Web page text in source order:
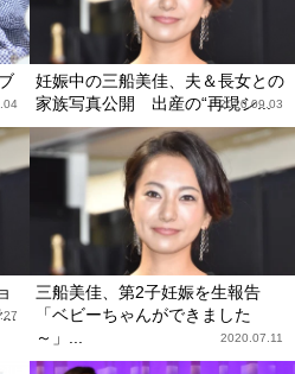
妊娠中の三船美佳、夫＆長女との
家族写真公開 出産の“再現シ...
2020.09.03
三船美佳、第2子妊娠を生報告
「ベビーちゃんができました
～」...
2020.07.11